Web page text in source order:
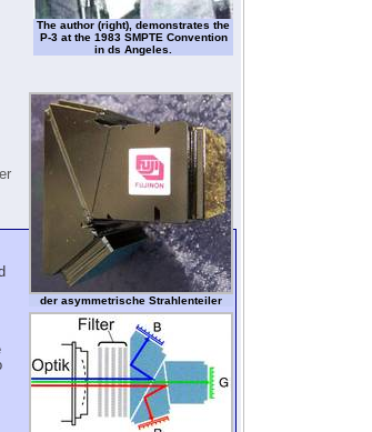
The author (right), demonstrates the
P-3 at the 1983 SMPTE Convention
in ds Angeles.
der asymmetrische Strahlenteiler